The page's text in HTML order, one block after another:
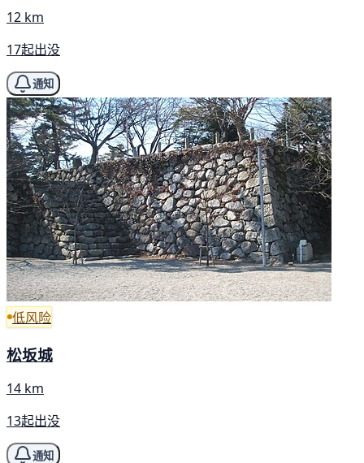
12 km
17起出没
通知
低风险
松坂城
14 km
13起出没
通知